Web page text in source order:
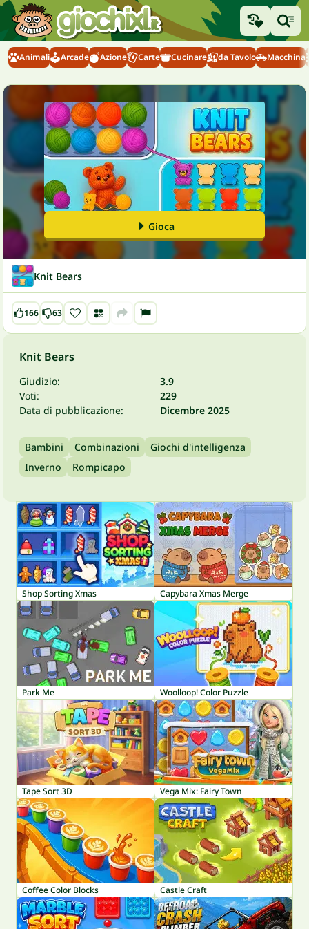
Animali Arcade Azione Carte Cucinare da Tavolo Macchina
Gioca
Knit Bears
166 63
Knit Bears
Giudizio:
3.9
Voti:
229
Data di pubblicazione:
Dicembre 2025
Bambini Combinazioni
Giochi d'intelligenza
Inverno
Rompicapo
Shop Sorting Xmas Capybara Xmas Merge
Park Me Woolloop! Color Puzzle
Tape Sort 3D Vega Mix: Fairy Town
Coffee Color Blocks Castle Craft